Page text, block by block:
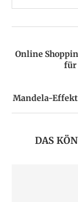
Online
für
Mandela-
DAS